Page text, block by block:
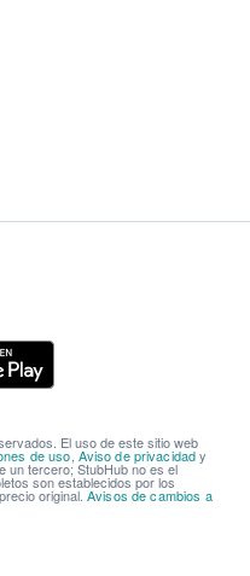
El uso de este sitio web
de uso Aviso de privacidady
un tercero; StubHub no es el
son establecidos por los
original. Avisos de cambios a